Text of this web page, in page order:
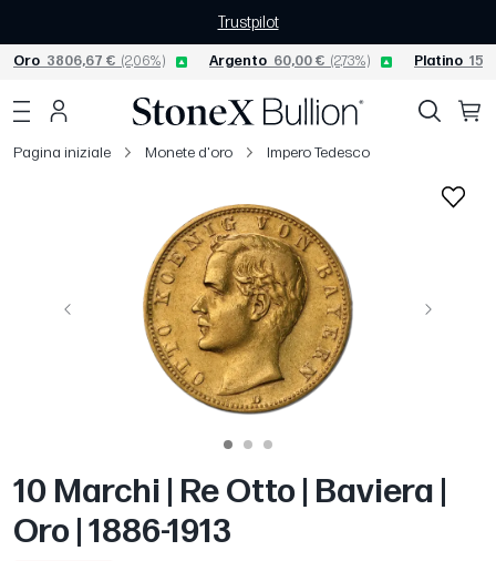
Trustpilot
Oro 3806,67 € (2,06%) Argento 60,00 € (2,73%) Platino
Pagina iniziale Monete d'oro Impero Tedesco
Precedente Avanti
10 Marchi | Re Otto | Baviera |
Oro | 1886-1913